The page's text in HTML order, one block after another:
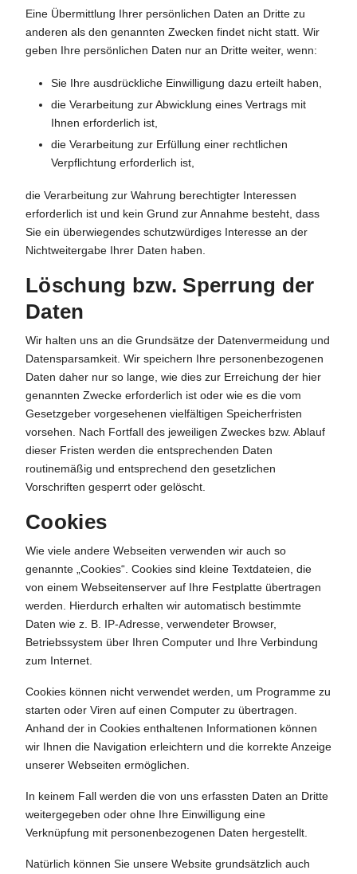
Eine Übermittlung Ihrer persönlichen Daten an Dritte zu
anderen als den genannten Zwecken findet nicht statt. Wir
geben Ihre persönlichen Daten nur an Dritte weiter, wenn:
Sie Ihre ausdrückliche Einwilligung dazu erteilt haben,
die Verarbeitung zur Abwicklung eines Vertrags mit
Ihnen erforderlich ist,
die Verarbeitung zur Erfüllung einer rechtlichen
Verpflichtung erforderlich ist,
die Verarbeitung zur Wahrung berechtigter Interessen
erforderlich ist und kein Grund zur Annahme besteht, dass
Sie ein überwiegendes schutzwürdiges Interesse an der
Nichtweitergabe Ihrer Daten haben.
Löschung bzw. Sperrung der
Daten
Wir halten uns an die Grundsätze der Datenvermeidung und
Datensparsamkeit. Wir speichern Ihre personenbezogenen
Daten daher nur so lange, wie dies zur Erreichung der hier
genannten Zwecke erforderlich ist oder wie es die vom
Gesetzgeber vorgesehenen vielfältigen Speicherfristen
vorsehen. Nach Fortfall des jeweiligen Zweckes bzw. Ablauf
dieser Fristen werden die entsprechenden Daten
routinemäßig und entsprechend den gesetzlichen
Vorschriften gesperrt oder gelöscht.
Cookies
Wie viele andere Webseiten verwenden wir auch so
genannte „Cookies“. Cookies sind kleine Textdateien, die
von einem Webseitenserver auf Ihre Festplatte übertragen
werden. Hierdurch erhalten wir automatisch bestimmte
Daten wie z. B. IP-Adresse, verwendeter Browser,
Betriebssystem über Ihren Computer und Ihre Verbindung
zum Internet.
Cookies können nicht verwendet werden, um Programme zu
starten oder Viren auf einen Computer zu übertragen.
Anhand der in Cookies enthaltenen Informationen können
wir Ihnen die Navigation erleichtern und die korrekte Anzeige
unserer Webseiten ermöglichen.
In keinem Fall werden die von uns erfassten Daten an Dritte
weitergegeben oder ohne Ihre Einwilligung eine
Verknüpfung mit personenbezogenen Daten hergestellt.
Natürlich können Sie unsere Website grundsätzlich auch